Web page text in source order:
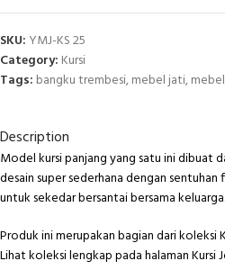
SKU: YMJ-KS 25
Category: Kursi
Tags: bangku trembesi,mebel jati,
Description
Model kursi panjang yang satu ini dibuat
desain super sederhana dengan
untuk sekedar bersantai bersama keluarga.
Produk ini merupakan bagian dari koleksi
Lihat koleksi lengkap pada halamanKursi